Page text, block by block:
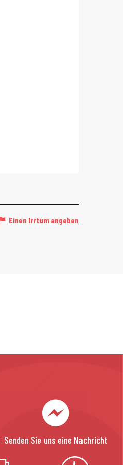
Einen Irrtum angeben
Senden Sie uns eine Nachricht